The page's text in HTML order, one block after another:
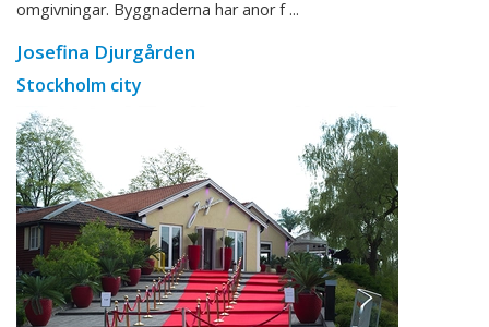
omgivningar. Byggnaderna har anor f ...
Josefina Djurgården
Stockholm city